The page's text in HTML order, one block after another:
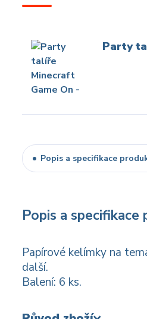
Party
Popis a specifikace
Popis a specifikace
Papírové kelímky na
další.
Balení: 6 ks.